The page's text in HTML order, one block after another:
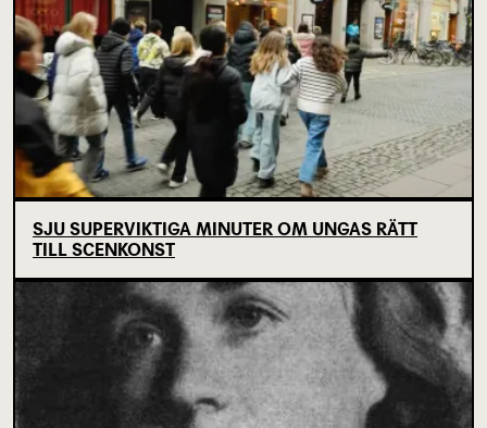
SJU SUPERVIKTIGA MINUTER OM UNGAS RÄTT
TILL SCENKONST